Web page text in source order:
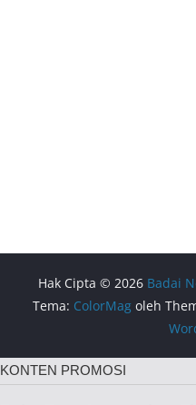
Hak Cipta © 2026 Badai
Tema: ColorMag oleh